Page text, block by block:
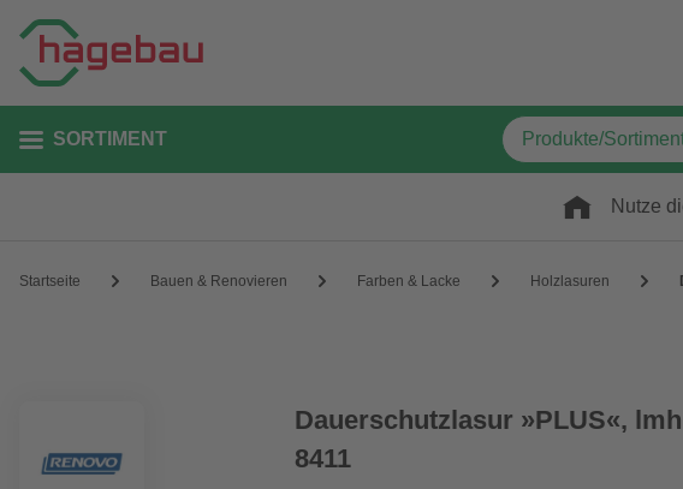
SORTIMENT
Nutze
Startseite Bauen & Renovieren Farben & Lacke Holzlasuren
Dauerschutzlasur »PLUS«,
8411